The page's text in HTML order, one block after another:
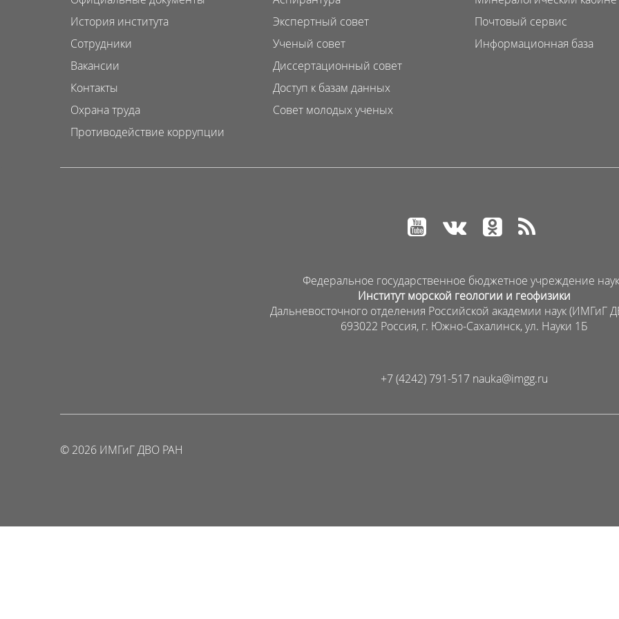
История института
Сотрудники
Вакансии
Контакты
Охрана труда
Противодействие коррупции
Экспертный совет
Ученый совет
Диссертационный совет
Доступ к базам данных
Совет молодых ученых
Почтовый сервис
Информационная база
Федеральное государственное бюджетное учреждение
Институт морской геологии и геофизики
Дальневосточного отделения Российской академии наук (ИМГиГ
693022 Россия, г. Южно-Сахалинск, ул. Науки 1Б
+7 (4242) 791-517
© 2026 ИМГиГ ДВО РАН